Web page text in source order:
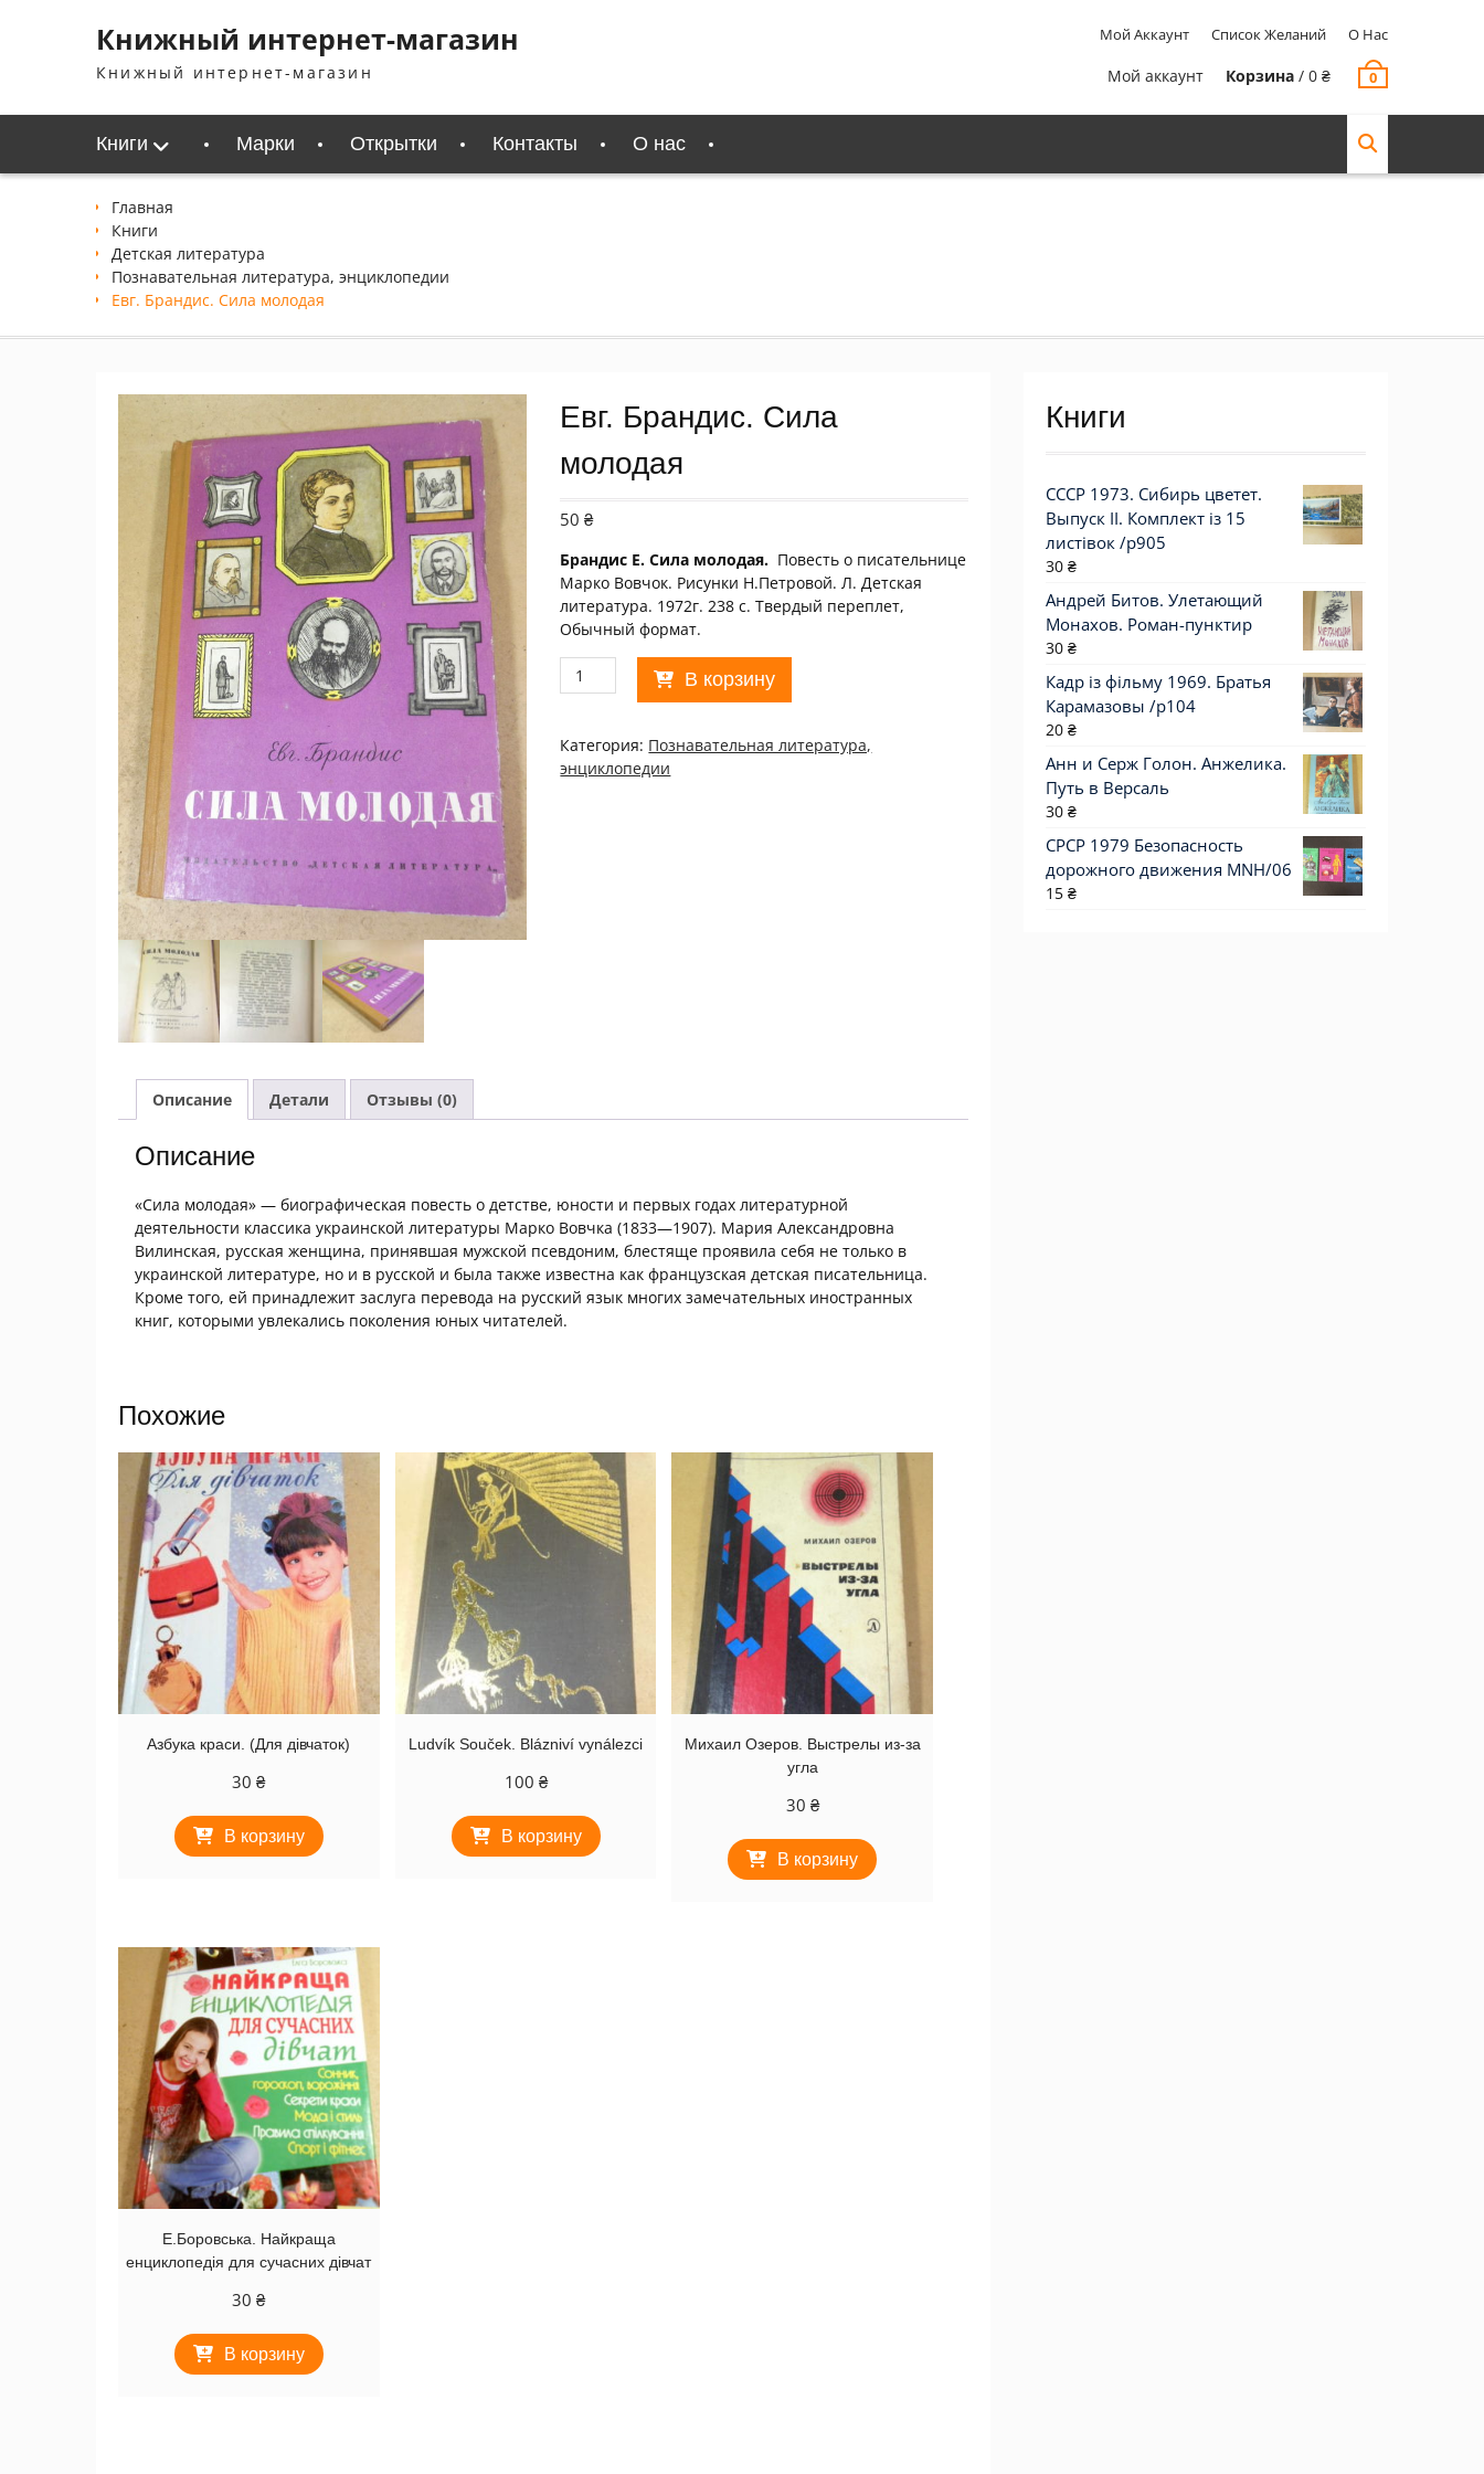
содержимомуКнижный интернет-магазин
Книжный интернет-магазин
Мой Аккаунт Список Желаний О Нас
Мой аккаунт Корзина / 0 ₴ 0
Книги Марки Открытки Контакты О нас
Главная
Книги
Детская литература
Познавательная литература, энциклопедии
Евг. Брандис. Сила молодая
Евг. Брандис. Сила
молодая
50₴
Брандис Е. Сила молодая. Повесть о писательнице
Марко Вовчок. Рисунки Н.Петровой. Л. Детская
литература. 1972г. 238 с. Твердый переплет,
Обычный формат.
Количество
товара
Брандис.
Сила
молодая
В корзину
Категория: Познавательная литература,
энциклопедии
Описание Детали Отзывы (0)
Описание
«Сила молодая» — биографическая повесть о детстве, юности и первых годах литературной
деятельности классика украинской литературы Марко Вовчка (1833—1907). Мария Александровна
Вилинская, русская женщина, принявшая мужской псевдоним, блестяще проявила себя не только в
украинской литературе, но и в русской и была также известна как французская детская писательница.
Кроме того, ей принадлежит заслуга перевода на русский язык многих замечательных иностранных
книг, которыми увлекались поколения юных читателей.
Похожие
Азбука краси. (Для дівчаток)
30₴
В корзину
Ludvík Souček. Blázniví vynálezci
100 ₴
В корзину
Михаил Озеров. Выстрелы из-за
угла
30 ₴
В корзину
Е.Боровська. Найкраща
енциклопедія для сучасних дівчат
30₴
В корзину
Книги
СССР 1973. Сибирь цветет.
Выпуск II. Комплект із 15
листівок /р905
30 ₴
Андрей Битов. Улетающий
Монахов. Роман-пунктир
30 ₴
Кадр із фільму 1969. Братья
Карамазовы /p104
20 ₴
Анн и Серж Голон. Анжелика.
Путь в Версаль
30 ₴
СРСР 1979 Безопасность
дорожного движения MNH/06
15 ₴